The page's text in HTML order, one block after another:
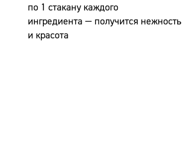
по 1 стакану каждого
ингредиента — получится нежность
и красота